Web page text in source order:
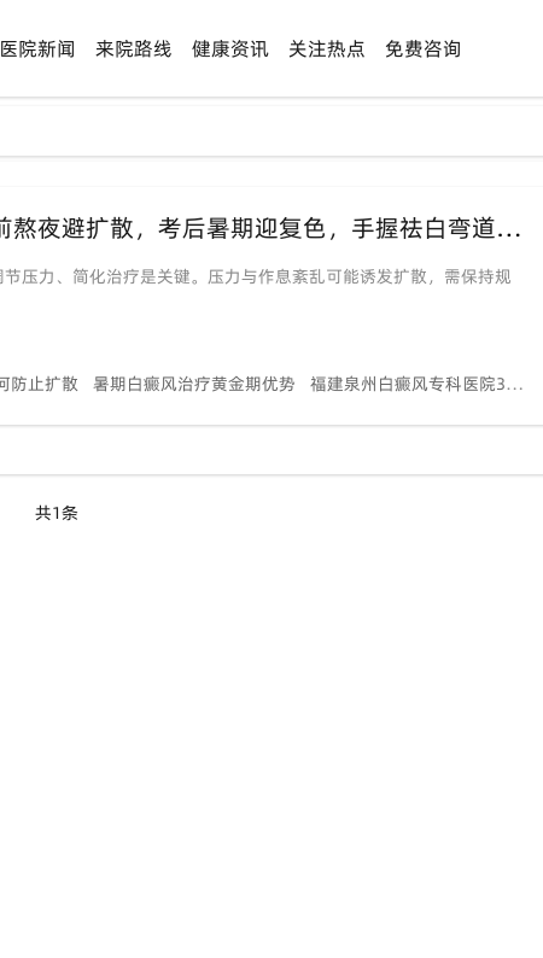
医院新闻 来院路线 健康资讯 关注热点 免费咨询
&lt;高考季专场>「备考白斑突击战」考前熬夜避扩散，考后暑期迎复色，手握祛白弯道超车时间点！
压力、简化治疗是关键。压力与作息紊乱可能诱发扩散，需保持规
防止扩散 暑期白癜风治疗黄金期优势 福建泉州白癜风专科医院308光疗
共1条